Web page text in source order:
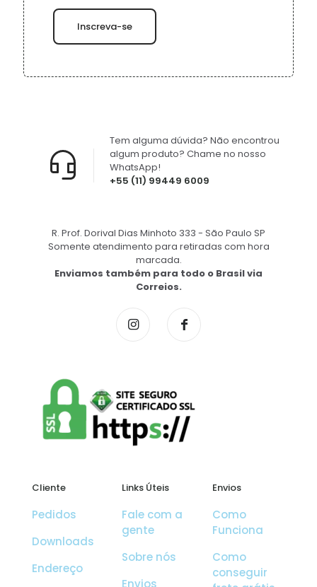
+55 (11) 99449 6009
Tem alguma dúvida? Não encontrou
algum produto? Chame no nosso
WhatsApp!
R. Prof. Dorival Dias Minhoto 333 - São Paulo SP
Somente atendimento para retiradas com hora
marcada.
Enviamos também para todo o Brasil via
Correios.
Cliente
Pedidos
Downloads
Endereço
Links Úteis
Fale com a
gente
Sobre nós
Envios
Envios
Como
Funciona
Como
conseguir